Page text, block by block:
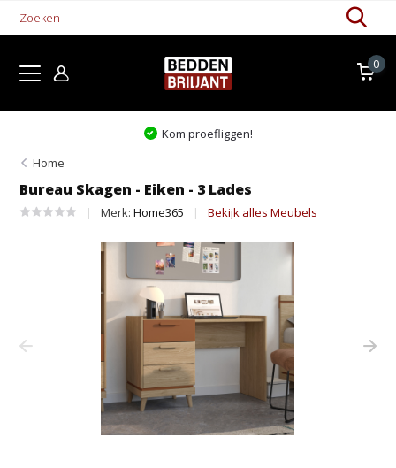
0
Kom proefliggen!
Home
Bureau Skagen - Eiken - 3 Lades
Merk:Home365 Bekijk alles Meubels